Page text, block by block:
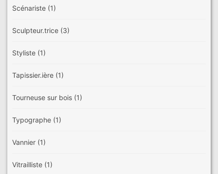
Scénariste (1)
Sculpteur.trice (3)
Styliste (1)
Tapissier.ière (1)
Tourneuse sur bois (1)
Typographe (1)
Vannier (1)
Vitrailliste (1)